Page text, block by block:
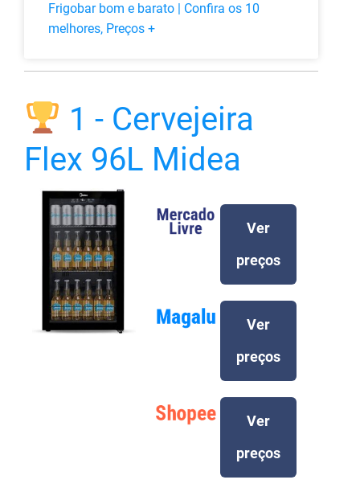
Frigobar bom e barato | Confira os 10
melhores, Preços +
1 - Cervejeira
Flex 96L Midea
Ver
preços
Ver
preços
Ver
preços